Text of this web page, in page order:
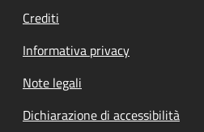
Crediti
Informativa privacy
Note legali
Dichiarazione di accessibilità